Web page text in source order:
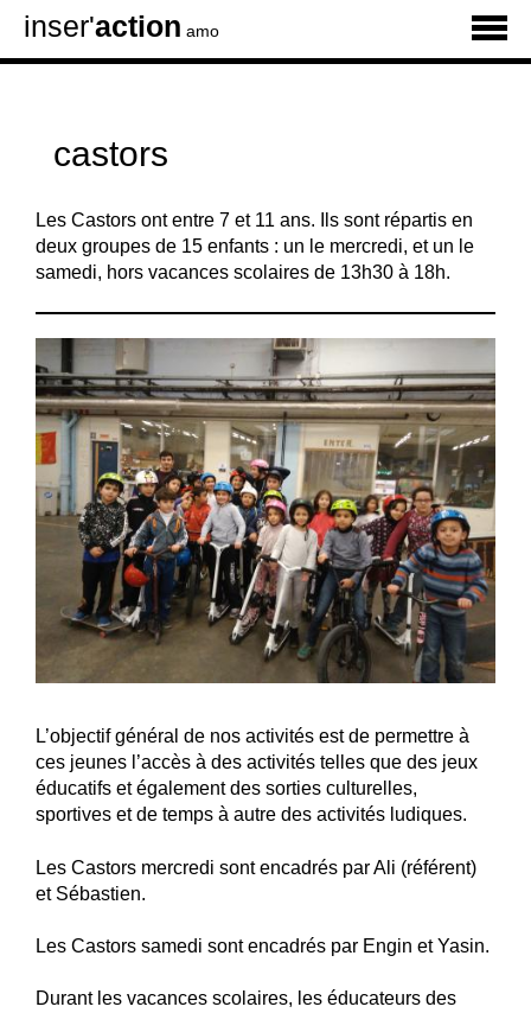
inser'action amo
castors
Les Castors ont entre 7 et 11 ans. Ils sont répartis en
deux groupes de 15 enfants : un le mercredi, et un le
samedi, hors vacances scolaires de 13h30 à 18h.
L’objectif général de nos activités est de permettre à
ces jeunes l’accès à des activités telles que des jeux
éducatifs et également des sorties culturelles,
sportives et de temps à autre des activités ludiques.
Les Castors mercredi sont encadrés par Ali (référent)
et Sébastien.
Les Castors samedi sont encadrés par Engin et Yasin.
Durant les vacances scolaires, les éducateurs des